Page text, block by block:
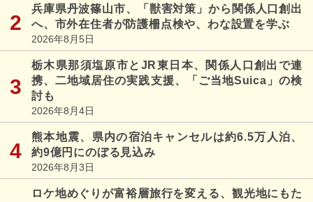
兵庫県丹波篠山市、「獣害対策」から関係人口創出
へ、市外在住者が防護柵点検や、わな設置を学ぶ
2026年8月5日
栃木県那須塩原市とJR東日本、関係人口創出で連
携、二地域居住の実践支援、「ご当地Suica」の検
討も
2026年8月4日
熊本地震、県内の宿泊キャンセルは約6.5万人泊、
約9億円にのぼる見込み
2026年8月3日
ロケ地めぐりが富裕層旅行を変える、観光地にもた